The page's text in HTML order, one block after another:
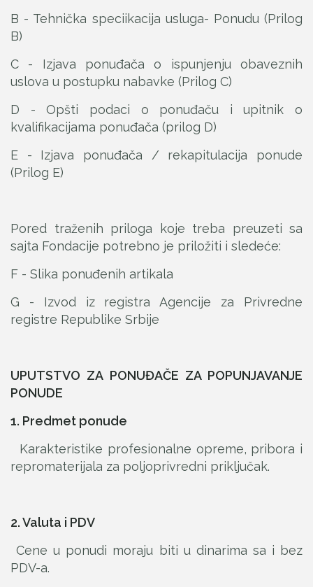
B - Tehnička speciikacija usluga- Ponudu (Prilog
B)
C - Izjava ponuđača o ispunjenju obaveznih
uslova u postupku nabavke (Prilog C)
D - Opšti podaci o ponuđaču i upitnik o
kvalifikacijama ponuđača (prilog D)
E - Izjava ponuđača / rekapitulacija ponude
(Prilog E)
Pored traženih priloga koje treba preuzeti sa
sajta Fondacije potrebno je priložiti i sledeće:
F - Slika ponuđenih artikala
G - Izvod iz registra Agencije za Privredne
registre Republike Srbije
UPUTSTVO ZA PONUĐAČE ZA POPUNJAVANJE
PONUDE
1. Predmet ponude
Karakteristike profesionalne opreme, pribora i
repromaterijala za poljoprivredni priključak.
2. Valuta i PDV
Cene u ponudi moraju biti u dinarima sa i bez
PDV-a.